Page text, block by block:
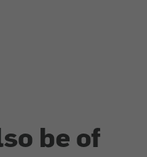
be of